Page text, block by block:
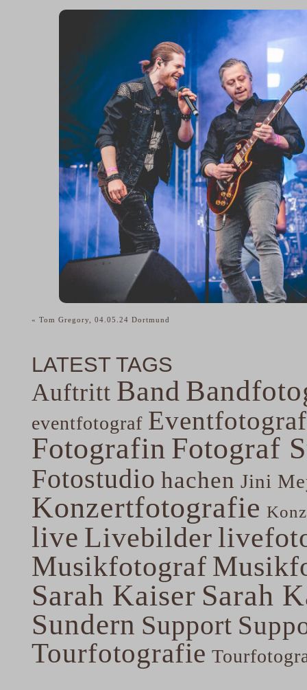
« Tom Gregory, 04.05.24 Dortmund
LATEST TAGS
Auftritt Band
eventfotograf
Fotografin Fotograf
Fotostudio hachen Jini
Konzertfotografie
live Livebilder
Musikfotograf
Sarah Kaiser Sarah
Sundern Support
Tourfotografie